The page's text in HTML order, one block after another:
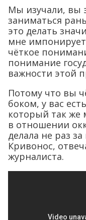
Мы изучали, вы
заниматься
это делать
мне
чёткое
понимание
важности этой
Потому что вы
боком, у вас
который так же
в отношении
делала не раз
Кривонос,
журналиста.